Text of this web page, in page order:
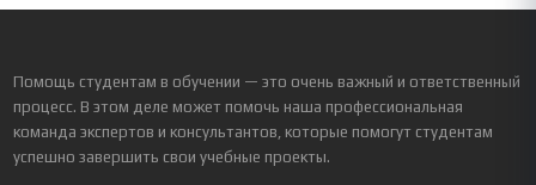
Помощь студентам в обучении — это очень важный и ответственный
процесс. В этом деле может помочь наша профессиональная
команда экспертов и консультантов, которые помогут студентам
успешно завершить свои учебные проекты.